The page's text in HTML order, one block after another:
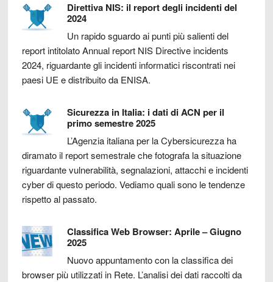
Direttiva NIS: il report degli incidenti del
2024
Un rapido sguardo ai punti più salienti del
report intitolato Annual report NIS Directive incidents
2024, riguardante gli incidenti informatici riscontrati nei
paesi UE e distribuito da ENISA.
Sicurezza in Italia: i dati di ACN per il
primo semestre 2025
L’Agenzia italiana per la Cybersicurezza ha
diramato il report semestrale che fotografa la situazione
riguardante vulnerabilità, segnalazioni, attacchi e incidenti
cyber di questo periodo. Vediamo quali sono le tendenze
rispetto al passato.
Classifica Web Browser: Aprile – Giugno
2025
Nuovo appuntamento con la classifica dei
browser più utilizzati in Rete. L’analisi dei dati raccolti da